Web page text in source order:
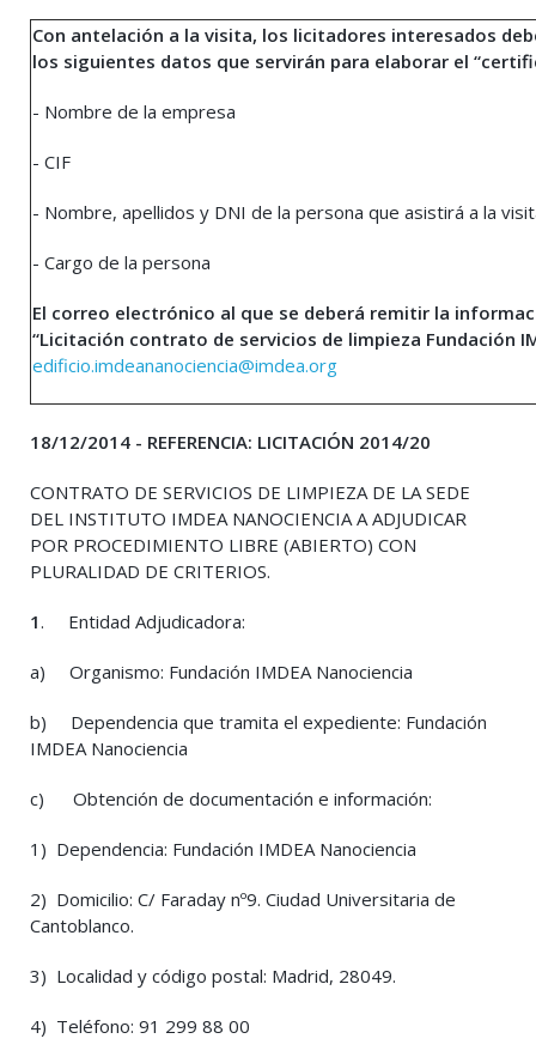
Con antelación a la visita, los licitadores interesados
los siguientes datos que servirán para elaborar el
- Nombre de la empresa
- CIF
- Nombre, apellidos y DNI de la persona que asistirá a la
- Cargo de la persona
El correo electrónico al que se deberá remitir la
“Licitación contrato de servicios de limpieza Fundación
edificio.imdeananociencia@imdea.org
18/12/2014 - REFERENCIA: LICITACIÓN 2014/20
CONTRATO DE SERVICIOS DE LIMPIEZA DE LA SEDE
DEL INSTITUTO IMDEA NANOCIENCIA A ADJUDICAR
POR PROCEDIMIENTO LIBRE (ABIERTO) CON
PLURALIDAD DE CRITERIOS.
1. Entidad Adjudicadora:
a) Organismo: Fundación IMDEA Nanociencia
b) Dependencia que tramita el expediente: Fundación
IMDEA Nanociencia
c) Obtención de documentación e información:
1) Dependencia: Fundación IMDEA Nanociencia
2) Domicilio: C/ Faraday nº9. Ciudad Universitaria de
Cantoblanco.
3) Localidad y código postal: Madrid, 28049.
4) Teléfono: 91 299 88 00